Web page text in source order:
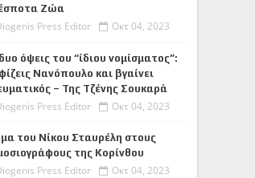
Ζώα
Press Editor Οκτ 04, 2023
όψεις του “ίδιου νομίσματος”:
Νανόπουλο και βγαίνει
– Της Τζένης Σουκαρά
Press Editor Οκτ 04, 2023
του Νίκου Σταυρέλη στους
της Κορίνθου
Press Editor Οκτ 04, 2023